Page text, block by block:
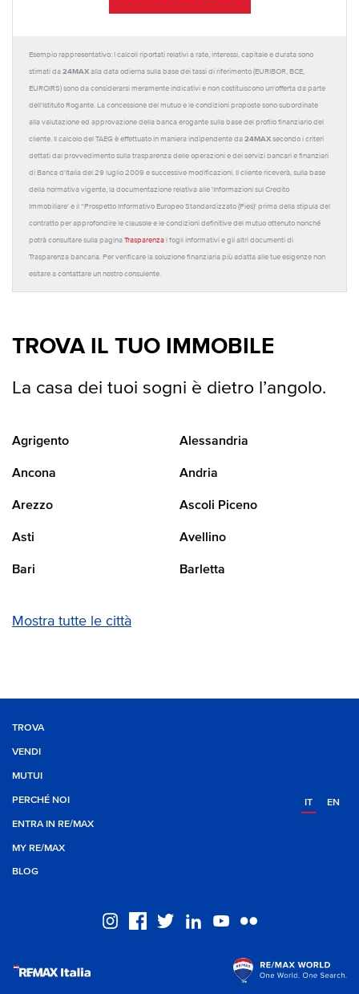
Esempio rappresentativo: I calcoli riportati relativi a rate, interessi, capitale e durata sono
stimati da 24MAX alla data odierna sulla base dei tassi di riferimento (EURIBOR, BCE,
EUROIRS) sono da considerarsi meramente indicativi e non costituiscono un'offerta da parte
dell'Istituto Rogante. La concessione del mutuo e le condizioni proposte sono subordinate
alla valutazione ed approvazione della banca erogante sulla base del profilo finanziario del
cliente. Il calcolo del TAEG è effettuato in maniera indipendente da 24MAX secondo i criteri
dettati dal provvedimento sulla trasparenza delle operazioni e dei servizi bancari e finanziari
di Banca d'Italia del 29 luglio 2009 e successive modificazioni. Il cliente riceverà, sulla base
della normativa vigente, la documentazione relativa alle 'Informazioni sul Credito
Immobiliare' e il “Prospetto Informativo Europeo Standardizzato (Pies)' prima della stipula del
contratto per approfondire le clausole e le condizioni definitive del mutuo ottenuto nonché
potrà consultare sulla pagina Trasparenza i fogli informativi e gli altri documenti di
Trasparenza bancaria. Per verificare la soluzione finanziaria più adatta alle tue esigenze non
esitare a contattare un nostro consulente.
TROVA IL TUO IMMOBILE
La casa dei tuoi sogni è dietro l’angolo.
Agrigento Alessandria
Ancona Andria
Arezzo Ascoli Piceno
Asti Avellino
Bari Barletta
Mostra tutte le città
TROVA
VENDI
MUTUI
PERCHÉ NOI
ENTRA IN RE/MAX
MY RE/MAX
BLOG
IT EN